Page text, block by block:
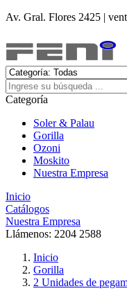
Av. Gral. Flores 2425 |
Categoría
Soler & Palau
Gorilla
Ozoni
Moskito
Nuestra Empresa
Inicio
Catálogos
Nuestra Empresa
Llámenos: 2204 2588
Inicio
Gorilla
2 Unidades de